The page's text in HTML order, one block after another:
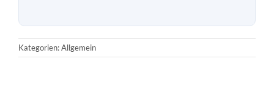
k
z
e
Kategorien: Allgemein